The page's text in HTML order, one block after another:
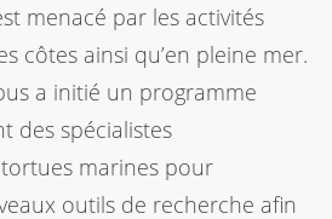
menacé par les activités
côtes ainsi qu’en pleine mer.
a initié un programme
des spécialistes
marines pour
outils de recherche afin